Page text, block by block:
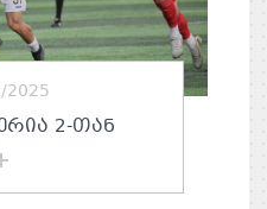
2025
2-ᲗᲐᲜ